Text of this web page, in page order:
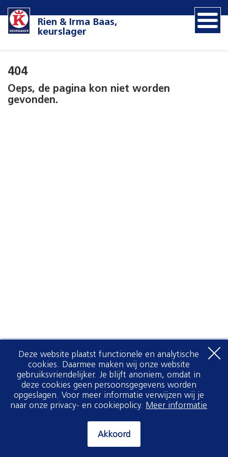
Rien & Irma Baas,
keurslager
404
Oeps, de pagina kon niet worden
gevonden.
Deze website plaatst functionele en analytische
cookies. Daarmee maken wij onze website
gebruiksvriendelijker. Je blijft anoniem, omdat in
deze cookies geen persoonsgegevens worden
opgeslagen. Voor meer informatie verwijzen wij je
naar onze privacy- en cookiepolicy. Meer informatie
Akkoord